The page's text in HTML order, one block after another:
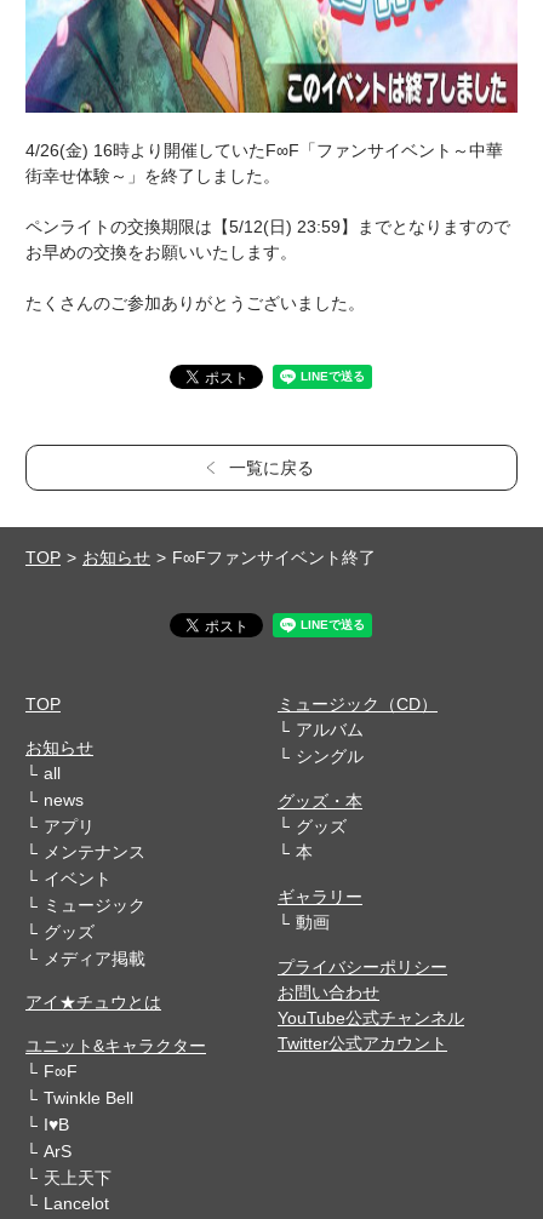
4/26(金) 16時より開催していたF∞F「ファンサイベント～中華
街幸せ体験～」を終了しました。
ペンライトの交換期限は【5/12(日) 23:59】までとなりますので
お早めの交換をお願いいたします。
たくさんのご参加ありがとうございました。
一覧に戻る
TOP お知らせ F∞Fファンサイベント終了
TOP
お知らせ
all
news
アプリ
メンテナンス
イベント
ミュージック
グッズ
メディア掲載
アイ★チュウとは
ユニット&キャラクター
F∞F
Twinkle Bell
I♥B
ArS
天上天下
Lancelot
ミュージック（CD）
アルバム
シングル
グッズ・本
グッズ
本
ギャラリー
動画
プライバシーポリシー
お問い合わせ
YouTube公式チャンネル
Twitter公式アカウント